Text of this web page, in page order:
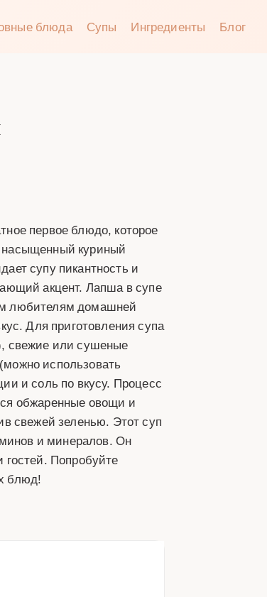
блюда Супы Ингредиенты Блог
первое блюдо, которое
насыщенный куриный
супу пикантность и
акцент. Лапша в супе
любителям домашней
Для приготовления супа
свежие или сушеные
использовать
и соль по вкусу. Процесс
обжаренные овощи и
свежей зеленью. Этот суп
и минералов. Он
гостей. Попробуйте
блюд!